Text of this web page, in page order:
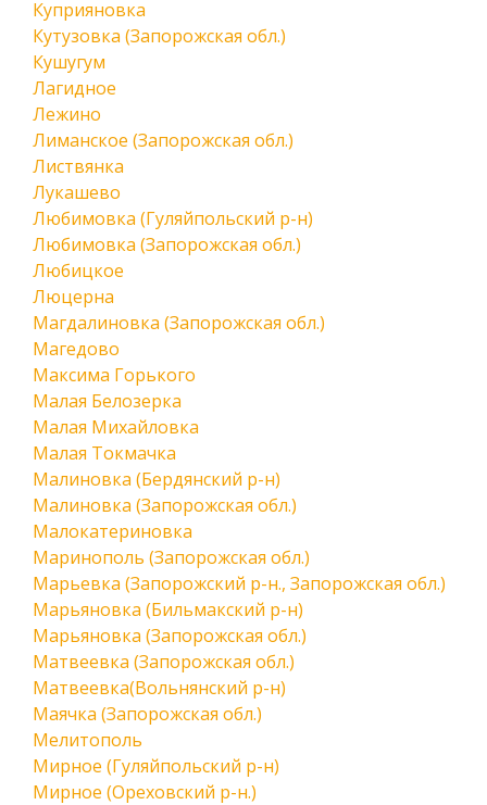
Куприяновка
Кутузовка (Запорожская обл.)
Кушугум
Лагидное
Лежино
Лиманское (Запорожская обл.)
Листвянка
Лукашево
Любимовка (Гуляйпольский р-н)
Любимовка (Запорожская обл.)
Любицкое
Люцерна
Магдалиновка (Запорожская обл.)
Магедово
Максима Горького
Малая Белозерка
Малая Михайловка
Малая Токмачка
Малиновка (Бердянский р-н)
Малиновка (Запорожская обл.)
Малокатериновка
Маринополь (Запорожская обл.)
Марьевка (Запорожский р-н., Запорожская обл.)
Марьяновка (Бильмакский р-н)
Марьяновка (Запорожская обл.)
Матвеевка (Запорожская обл.)
Матвеевка(Вольнянский р-н)
Маячка (Запорожская обл.)
Мелитополь
Мирное (Гуляйпольский р-н)
Мирное (Ореховский р-н.)